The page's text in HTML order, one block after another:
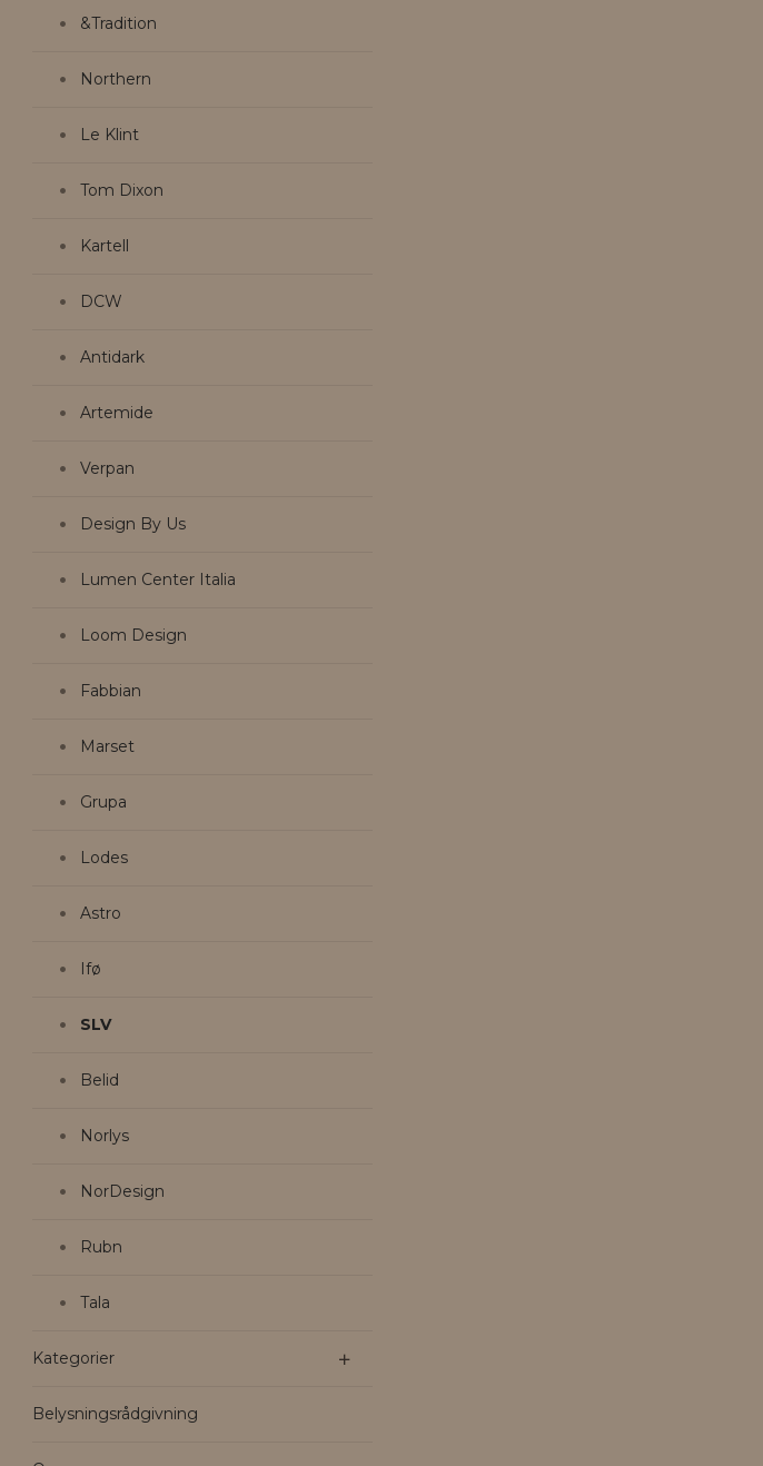
&Tradition
Northern
Le Klint
Tom Dixon
Kartell
DCW
Antidark
Artemide
Verpan
Design By Us
Lumen Center Italia
Loom Design
Fabbian
Marset
Grupa
Lodes
Astro
Ifø
SLV
Belid
Norlys
NorDesign
Rubn
Tala
Kategorier
Belysningsrådgivning